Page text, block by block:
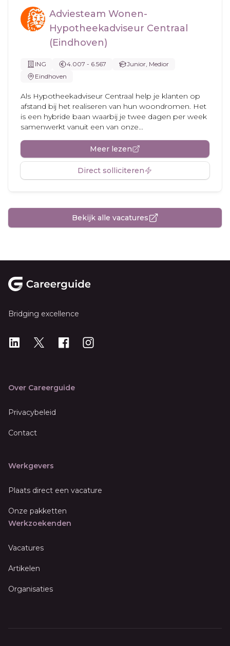
Adviesteam Wonen-
Hypotheekadviseur Centraal
(Eindhoven)
ING 4.007 - 6.567
Junior, Medior
Eindhoven
Als Hypotheekadviseur Centraal help je klanten op
afstand bij het realiseren van hun woondromen. Het
is een hybride baan waarbij je twee dagen per week
samenwerkt vanuit een van onze...
Meer lezen
Direct solliciteren
Bekijk alle vacatures
Bridging excellence
LinkedIn
X Instagram
Over Careerguide
Privacybeleid
Contact
Werkgevers
Plaats direct een vacature
Onze pakketten
Werkzoekenden
Vacatures
Artikelen
Organisaties